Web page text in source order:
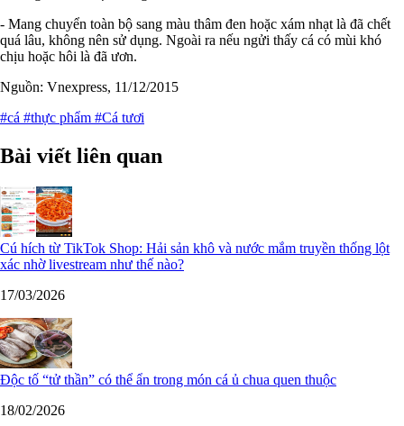
- Mang chuyển toàn bộ sang màu thâm đen hoặc xám nhạt là đã chết
quá lâu, không nên sử dụng. Ngoài ra nếu ngửi thấy cá có mùi khó
chịu hoặc hôi là đã ươn.
Nguồn: Vnexpress, 11/12/2015
#cá #thực phẩm #Cá tươi
Bài viết liên quan
Cú hích từ TikTok Shop: Hải sản khô và nước mắm truyền thống lột
xác nhờ livestream như thế nào?
17/03/2026
Độc tố “tử thần” có thể ẩn trong món cá ủ chua quen thuộc
18/02/2026